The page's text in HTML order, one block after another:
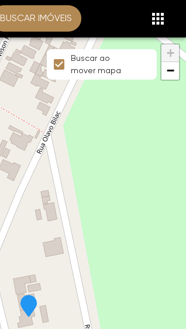
BUSCAR IMÓVEIS
+
−
Buscar ao
mover mapa